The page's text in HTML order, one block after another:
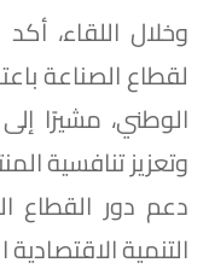
وخلال اللقاء،
لقطاع الصناعة
الوطني، مشيرًا
وتعزيز تنافسية
دعم دور
التنمية